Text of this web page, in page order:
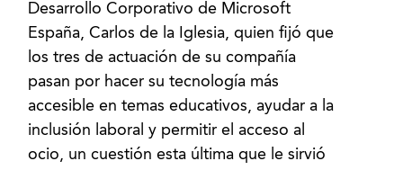
Desarrollo Corporativo de Microsoft
España, Carlos de la Iglesia, quien fijó que
los tres de actuación de su compañía
pasan por hacer su tecnología más
accesible en temas educativos, ayudar a la
inclusión laboral y permitir el acceso al
ocio, un cuestión esta última que le sirvió